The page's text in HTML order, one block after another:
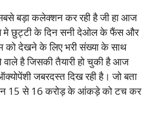
बड़ा कलेक्शन कर रही है जी हा आज
मे छुट्टी के दिन सनी देओल के फैंस और
को देखने के लिए भरी संख्या के साथ
है जिसकी तैयारी हो चुकी है आज
जबरदस्त दिख रही है। जो बता
15 से 16 करोड़ के आंकड़े को टच कर